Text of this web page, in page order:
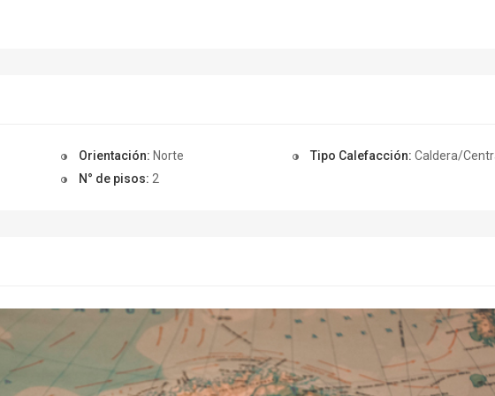
Orientación: Norte
N° de pisos: 2
Tipo Calefacción: Caldera/